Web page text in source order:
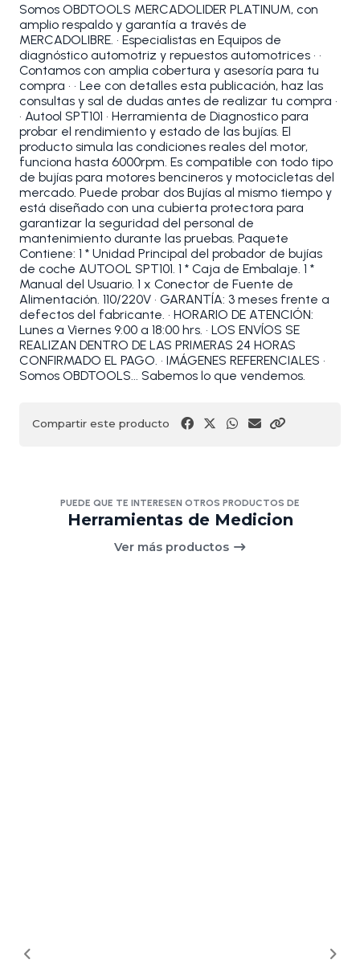
Somos OBDTOOLS MERCADOLIDER PLATINUM, con
amplio respaldo y garantía a través de
MERCADOLIBRE. • Especialistas en Equipos de
diagnóstico automotriz y repuestos automotrices • •
Contamos con amplia cobertura y asesoría para tu
compra • • Lee con detalles esta publicación, haz las
consultas y sal de dudas antes de realizar tu compra •
• Autool SPT101 • Herramienta de Diagnostico para
probar el rendimiento y estado de las bujías. El
producto simula las condiciones reales del motor,
funciona hasta 6000rpm. Es compatible con todo tipo
de bujías para motores bencineros y motocicletas del
mercado. Puede probar dos Bujías al mismo tiempo y
está diseñado con una cubierta protectora para
garantizar la seguridad del personal de
mantenimiento durante las pruebas. Paquete
Contiene: 1 * Unidad Principal del probador de bujías
de coche AUTOOL SPT101. 1 * Caja de Embalaje. 1 *
Manual del Usuario. 1 x Conector de Fuente de
Alimentación. 110/220V • GARANTÍA: 3 meses frente a
defectos del fabricante. • HORARIO DE ATENCIÓN:
Lunes a Viernes 9:00 a 18:00 hrs. • LOS ENVÍOS SE
REALIZAN DENTRO DE LAS PRIMERAS 24 HORAS
CONFIRMADO EL PAGO. • IMÁGENES REFERENCIALES •
Somos OBDTOOLS... Sabemos lo que vendemos.
Compartir este producto
PUEDE QUE TE INTERESEN OTROS PRODUCTOS DE
Herramientas de Medicion
Ver más productos